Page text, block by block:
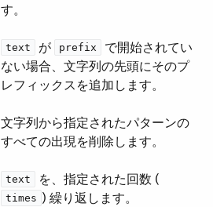
す。
text ​ が ​ prefix
​ で開始されてい
ない場合、文字列の先頭にそのプ
レフィックスを追加します。
文字列から指定されたパターンの
すべての出現を削除します。
text ​ を、指定された回数 (​
times ​) 繰り返します。